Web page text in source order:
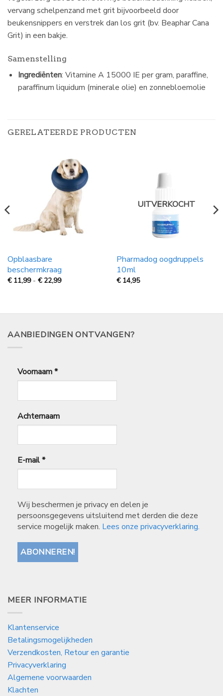
vervang schelpenzand met grit bijvoorbeeld door
beukensnippers en verstrek dan los grit (bv. Beaphar Cana
Grit) in een bakje.
Samenstelling
Ingrediënten: Vitamine A 15000 IE per gram, paraffine,
paraffinum liquidum (minerale olie) en zonnebloemolie
GERELATEERDE PRODUCTEN
Opblaasbare
beschermkraag
€ 11,99 - € 22,99Prijsklasse:
22,99
UITVERKOCHT
Pharmadog oogdruppels
10ml
€ 14,95
AANBIEDINGEN ONTVANGEN?
Voornaam*
Achternaam
E-mail*
Wij beschermen je privacy en delen je
persoonsgegevens uitsluitend met derden die deze
service mogelijk maken. Lees onze privacyverklaring.
MEER INFORMATIE
Klantenservice
Betalingsmogelijkheden
Verzendkosten, Retour en garantie
Privacyverklaring
Algemene voorwaarden
Klachten